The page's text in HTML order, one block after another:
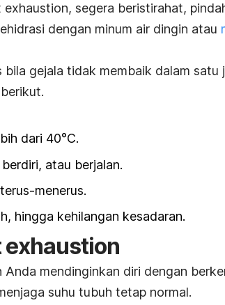
exhaustion, segera beristirahat,
dengan minum air dingin atau
bila gejala tidak membaik dalam satu
dari 40°C.
atau berjalan.
menerus.
hingga kehilangan kesadaran.
exhaustion
Anda mendinginkan diri dengan
suhu tubuh tetap normal.